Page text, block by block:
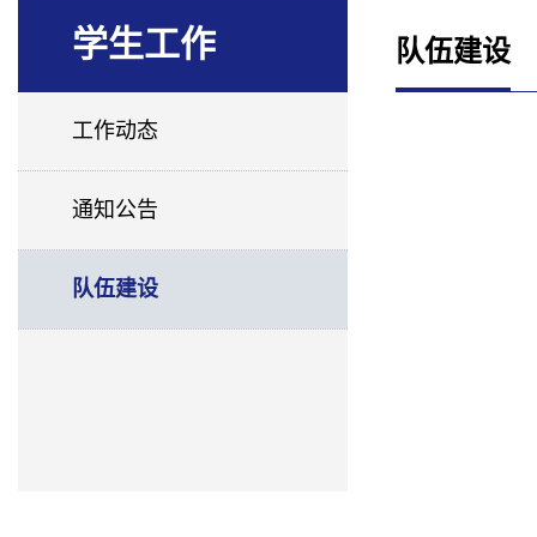
学生工作
工作动态
通知公告
队伍建设
队伍建设